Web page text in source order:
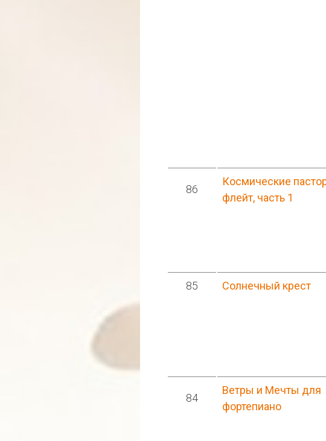
86
Космические
флейт, часть 1
85 Солнечный крест
84
Ветры и Мечты для
фортепиано